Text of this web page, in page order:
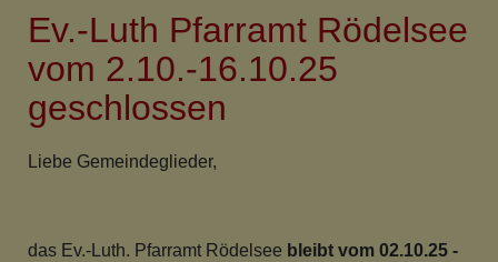
ab
in
Mainbernheim
Ev.-Luth Pfarramt Rödelsee
vom 2.10.-16.10.25
geschlossen
Liebe Gemeindeglieder,
das Ev.-Luth. Pfarramt Rödelsee bleibt vom 02.10.25 -